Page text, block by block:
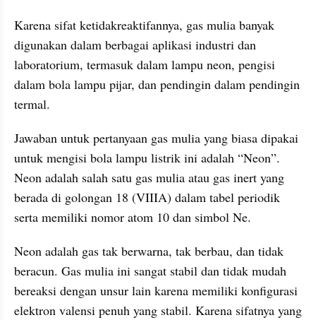
Karena sifat ketidakreaktifannya, gas mulia banyak
digunakan dalam berbagai aplikasi industri dan
laboratorium, termasuk dalam lampu neon, pengisi
dalam bola lampu pijar, dan pendingin dalam pendingin
termal.
Jawaban untuk pertanyaan gas mulia yang biasa dipakai
untuk mengisi bola lampu listrik ini adalah “Neon”.
Neon adalah salah satu gas mulia atau gas inert yang
berada di golongan 18 (VIIIA) dalam tabel periodik
serta memiliki nomor atom 10 dan simbol Ne.
Neon adalah gas tak berwarna, tak berbau, dan tidak
beracun. Gas mulia ini sangat stabil dan tidak mudah
bereaksi dengan unsur lain karena memiliki konfigurasi
elektron valensi penuh yang stabil. Karena sifatnya yang